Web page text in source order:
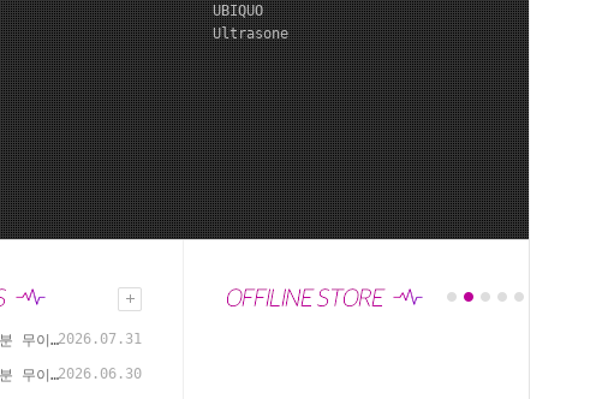
UBIQUO
Ultrasone
2026년 8월 카드 부분 무이자 할부 안내(이어폰샵 온라인 결제)2026.07.31
2026년 7월 카드 부분 무이자 할부 안내(이어폰샵 온라인 결제)2026.06.30